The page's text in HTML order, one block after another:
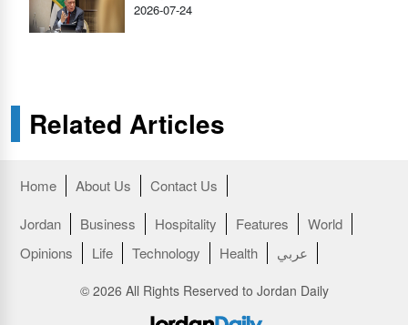
2026-07-24
Related Articles
Home About Us
Contact Us
Jordan
Business Hospitality Features
World
Opinions
Life Technology Health عربي
© 2026 All Rights Reserved to Jordan Daily